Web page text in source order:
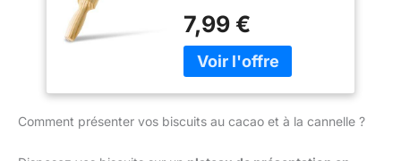
bord supérieur de
l'ensemble d'emporte-
pièces est entièrement
main et protège vos
pas mettre le produit
dans le lave-vaisselle +
ne pas tremper le produit
dans l'eau
Antiadhésive pour
étendre et pétrir les
Pâtes Fraîches, les
Pizzas, les Biscuits,
les Raviolis
un design ergonomique
qui s'adapte
parfaitement à votre
de l'utilisation. Résistant
7,99 €
Comment présenter vos biscuits au cacao et à la cannelle ?